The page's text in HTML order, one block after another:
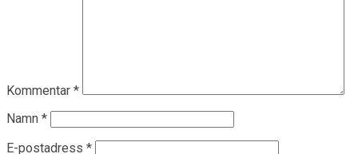
Kommentar *
Namn *
E-postadress *